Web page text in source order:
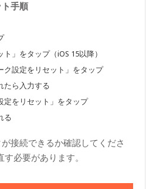
手順
ト」をタップ（iOS 15以降）
ク設定をリセット」をタップ
たら入力する
定をリセット」をタップ
る
接続できるか確認してくださ
必要があります。